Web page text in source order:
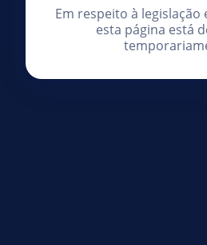
Em respeito à legislação
esta página está